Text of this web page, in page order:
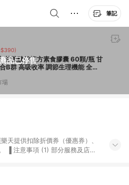
筆記
品已停售
$390)
甘胺酸鋅複方素食膠囊 60顆/瓶 甘
B群 高吸收率 調節生理機能 全素
場
盛、樂天KOBO電子書，請詳閱